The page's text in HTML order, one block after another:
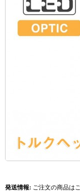
発送情報: ご注文の商品は